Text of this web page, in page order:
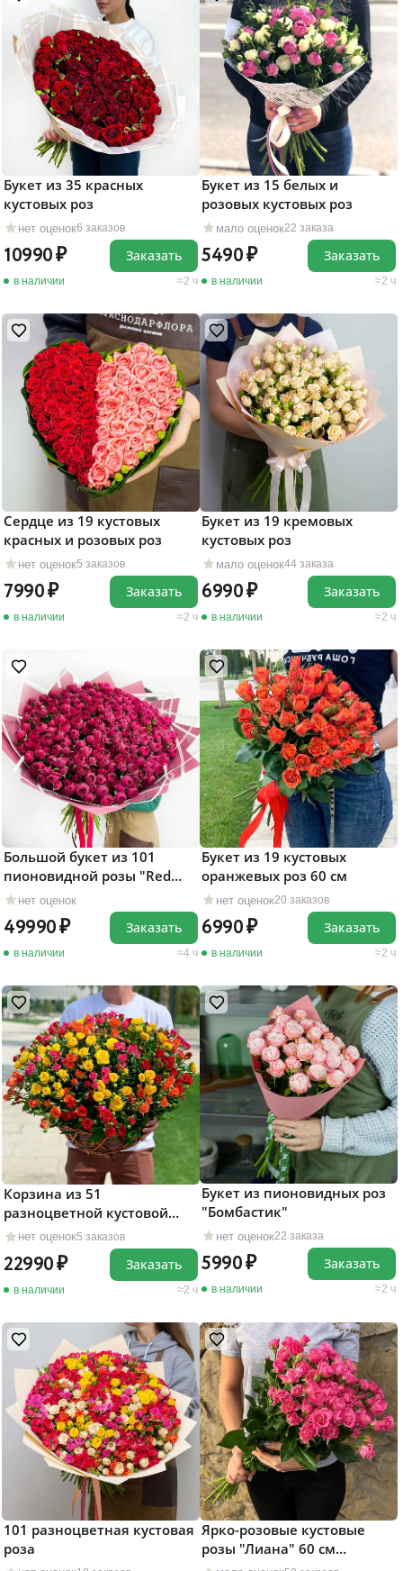
нет оценок6 заказов
Букет из 35 красных
кустовых роз
10990
в наличии 2 ч
Заказать
мало оценок22 заказа
Букет из 15 белых и
розовых кустовых роз
5490
в наличии 2 ч
Заказать
нет оценок5 заказов
Сердце из 19 кустовых
красных и розовых роз
7990
в наличии 2 ч
Заказать
мало оценок44 заказа
Букет из 19 кремовых
кустовых роз
6990
в наличии 2 ч
Заказать
нет оценок
Большой букет из 101
пионовидной розы "Red
Piano"
49990
в наличии 4 ч
Заказать
нет оценок20 заказов
Букет из 19 кустовых
оранжевых роз 60 см
6990
в наличии 2 ч
Заказать
нет оценок5 заказов
Корзина из 51
разноцветной кустовой
розы
22990
в наличии 2 ч
Заказать
нет оценок22 заказа
Букет из пионовидных роз
"Бомбастик"
5990
в наличии 2 ч
Заказать
101 разноцветная кустовая
роза
Ярко-розовые кустовые
розы "Лиана" 60 см
поштучно